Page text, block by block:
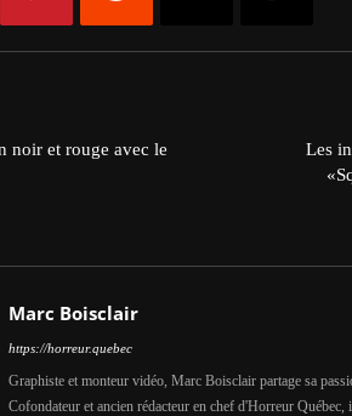
noir et rouge avec le
Les
Marc Boisclair
https://horreur.quebec
Graphiste et monteur vidéo, Marc Boisclair partage sa
Cofondateur et ancien rédacteur en chef d'Horreur Québec,